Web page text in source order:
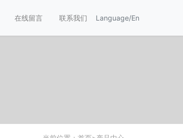
在线留言 联系我们 Language/En